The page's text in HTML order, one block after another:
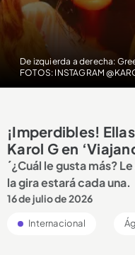
De izquierda a derecha:
FOTOS: INSTAGRAM
¡Imperdibles!
Karol G en
´¿Cuál le gusta más?
la gira estará cada una.
16 de julio de 2026
Internacional